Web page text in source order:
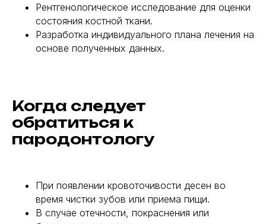
Рентгенологическое исследование для оценки
состояния костной ткани.
Разработка индивидуального плана лечения на
основе полученных данных.
Когда следует
обратиться к
пародонтологу
При появлении кровоточивости десен во
время чистки зубов или приема пищи.
В случае отечности, покраснения или